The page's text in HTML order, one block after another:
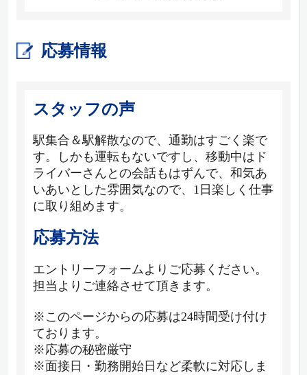
応募情報
スタッフの声
駅集合＆駅解散なので、通勤はすごく楽で
す。しかも運転もないですし、移動中はド
ライバーさんとの会話もはずんで、和気あ
いあいとした雰囲気なので、1日楽しく仕事
に取り組めます。
応募方法
エントリーフォームよりご応募ください。
担当よりご連絡させて頂きます。
※このページからの応募は24時間受け付け
ております。
※応募の秘密厳守
※面接日・勤務開始日など柔軟に対応しま